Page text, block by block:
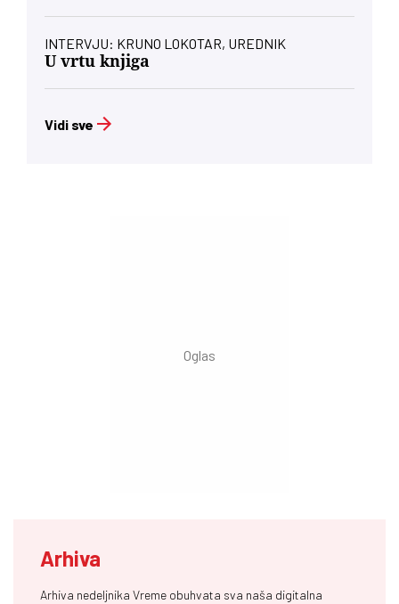
INTERVJU: KRUNO LOKOTAR, UREDNIK
U vrtu knjiga
Vidi sve
Arhiva
Arhiva nedeljnika Vreme obuhvata sva naša digitalna